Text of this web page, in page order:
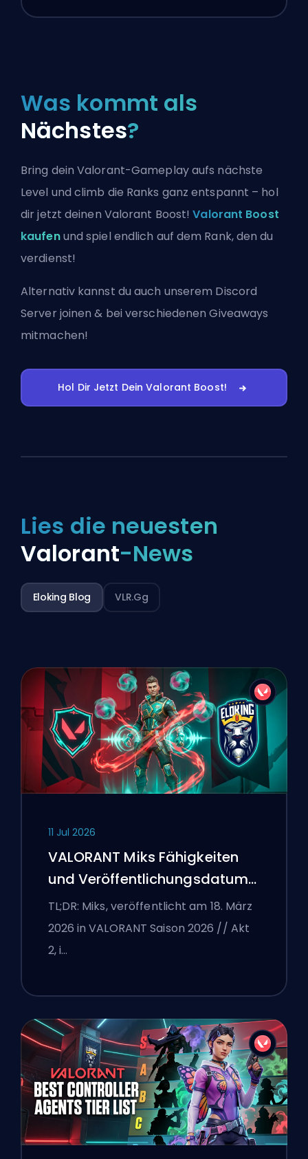
Was kommt als
Nächstes?
Bring dein Valorant-Gameplay aufs nächste
Level und climb die Ranks ganz entspannt – hol
dir jetzt deinen Valorant Boost!Valorant Boost
kaufenund spiel endlich auf dem Rank, den du
verdienst!
Alternativ kannst du auch unserem Discord
Server joinen & bei verschiedenen Giveaways
mitmachen!
Hol Dir Jetzt Dein Valorant Boost!
Lies die neuesten
Valorant-News
Eloking Blog VLR.gg
11 Jul 2026
VALORANT Miks Fähigkeiten
und Veröffentlichungsdatum
erklärt
TL;DR: Miks, veröffentlicht am 18. März
2026 in VALORANT Saison 2026 // Akt
2, i…